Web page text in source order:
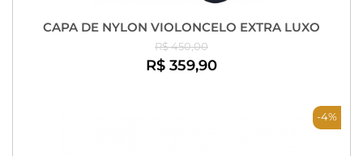
CAPA DE NYLON VIOLONCELO EXTRA LUXO
R$ 450,00
R$ 359,90
-4%